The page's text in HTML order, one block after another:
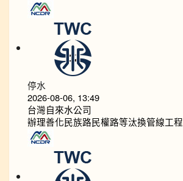
停水
2026-08-06, 13:49
台灣自來水公司
辦理善化民族路民權路等汰換管線工程